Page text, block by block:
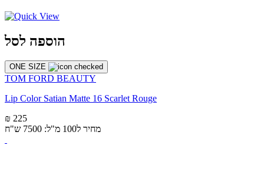
הוספה לסל
ONE SIZE
TOM FORD BEAUTY
Lip Color Satian Matte 16 Scarlet Rouge
₪ 225
מחיר ל100 מ"ל: 7500 ש"ח